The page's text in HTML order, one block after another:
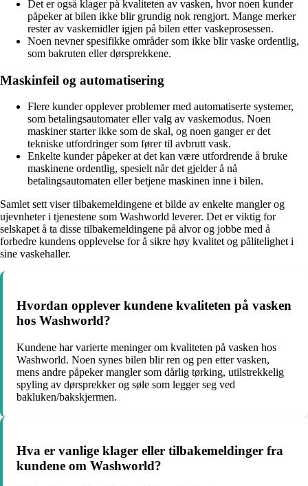
Det er også klager på kvaliteten av vasken, hvor noen kunder
påpeker at bilen ikke blir grundig nok rengjort. Mange merker
rester av vaskemidler igjen på bilen etter vaskeprosessen.
Noen nevner spesifikke områder som ikke blir vaske ordentlig,
som bakruten eller dørsprekkene.
Maskinfeil og automatisering
Flere kunder opplever problemer med automatiserte systemer,
som betalingsautomater eller valg av vaskemodus. Noen
maskiner starter ikke som de skal, og noen ganger er det
tekniske utfordringer som fører til avbrutt vask.
Enkelte kunder påpeker at det kan være utfordrende å bruke
maskinene ordentlig, spesielt når det gjelder å nå
betalingsautomaten eller betjene maskinen inne i bilen.
Samlet sett viser tilbakemeldingene et bilde av enkelte mangler og
ujevnheter i tjenestene som Washworld leverer. Det er viktig for
selskapet å ta disse tilbakemeldingene på alvor og jobbe med å
forbedre kundens opplevelse for å sikre høy kvalitet og pålitelighet i
sine vaskehaller.
Hvordan opplever kundene kvaliteten på vasken
hos Washworld?
Kundene har varierte meninger om kvaliteten på vasken hos
Washworld. Noen synes bilen blir ren og pen etter vasken,
mens andre påpeker mangler som dårlig tørking, utilstrekkelig
spyling av dørsprekker og søle som legger seg ved
bakluken/bakskjermen.
Hva er vanlige klager eller tilbakemeldinger fra
kundene om Washworld?